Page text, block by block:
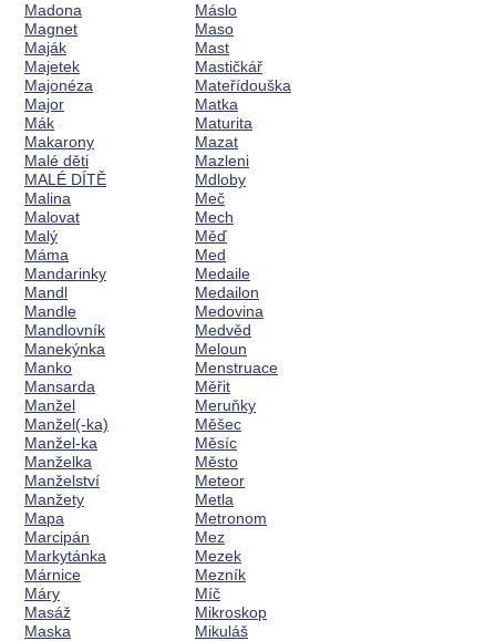
Madona
Magnet
Maják
Majetek
Majonéza
Major
Mák
Makarony
Malé děti
MALÉ DÍTĚ
Malina
Malovat
Malý
Máma
Mandarinky
Mandl
Mandle
Mandlovník
Manekýnka
Manko
Mansarda
Manžel
Manžel(-ka)
Manžel-ka
Manželka
Manželství
Manžety
Mapa
Marcipán
Markytánka
Márnice
Máry
Masáž
Maska
Máslo
Maso
Mast
Mastičkář
Mateřídouška
Matka
Maturita
Mazat
Mazleni
Mdloby
Meč
Mech
Měď
Med
Medaile
Medailon
Medovina
Medvěd
Meloun
Menstruace
Měřit
Meruňky
Měšec
Měsíc
Město
Meteor
Metla
Metronom
Mez
Mezek
Mezník
Míč
Mikroskop
Mikuláš